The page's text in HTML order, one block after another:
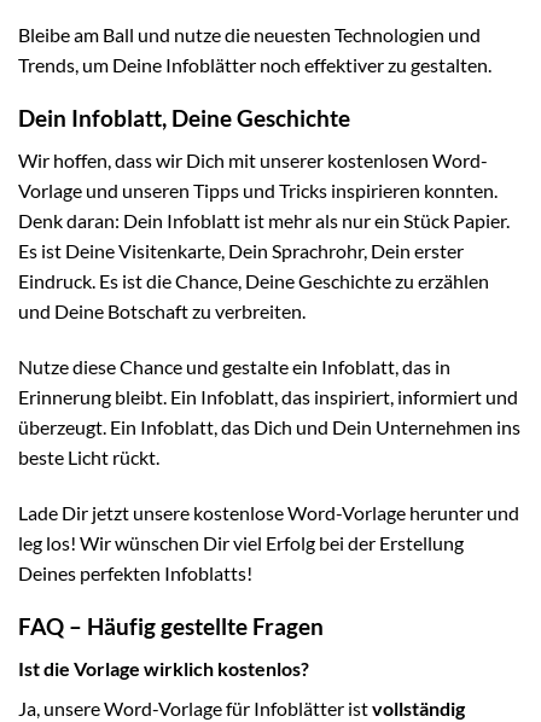
Bleibe am Ball und nutze die neuesten Technologien und
Trends, um Deine Infoblätter noch effektiver zu gestalten.
Dein Infoblatt, Deine Geschichte
Wir hoffen, dass wir Dich mit unserer kostenlosen Word-
Vorlage und unseren Tipps und Tricks inspirieren konnten.
Denk daran: Dein Infoblatt ist mehr als nur ein Stück Papier.
Es ist Deine Visitenkarte, Dein Sprachrohr, Dein erster
Eindruck. Es ist die Chance, Deine Geschichte zu erzählen
und Deine Botschaft zu verbreiten.
Nutze diese Chance und gestalte ein Infoblatt, das in
Erinnerung bleibt. Ein Infoblatt, das inspiriert, informiert und
überzeugt. Ein Infoblatt, das Dich und Dein Unternehmen ins
beste Licht rückt.
Lade Dir jetzt unsere kostenlose Word-Vorlage herunter und
leg los! Wir wünschen Dir viel Erfolg bei der Erstellung
Deines perfekten Infoblatts!
FAQ – Häufig gestellte Fragen
Ist die Vorlage wirklich kostenlos?
Ja, unsere Word-Vorlage für Infoblätter istvollständig